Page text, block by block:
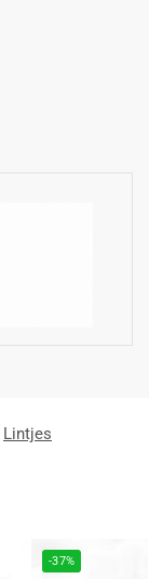
Lintjes
-37%